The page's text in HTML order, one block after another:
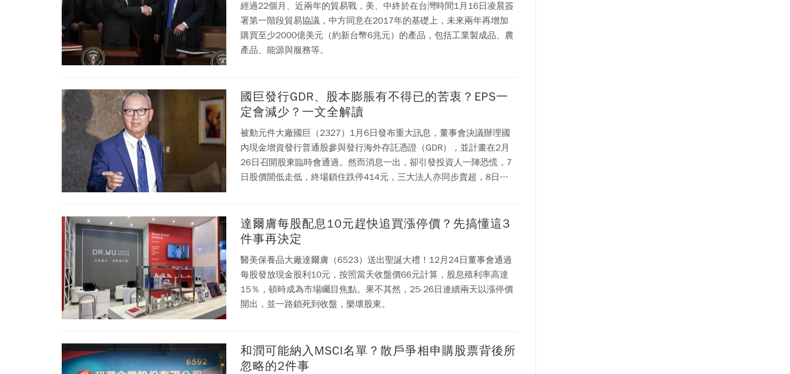
經過22個月、近兩年的貿易戰，美、中終於在台灣時間1月16日凌晨簽
署第一階段貿易協議，中方同意在2017年的基礎上，未來兩年再增加
購買至少2000億美元（約新台幣6兆元）的產品，包括工業製成品、農
產品、能源與服務等。
國巨發行GDR、股本膨脹有不得已的苦衷？EPS一
定會減少？一文全解讀
被動元件大廠國巨（2327）1月6日發布重大訊息，董事會決議辦理國
內現金增資發行普通股參與發行海外存託憑證（GDR），並計畫在2月
26日召開股東臨時會通過。然而消息一出，卻引發投資人一陣恐慌，7
日股價開低走低，終場鎖住跌停414元，三大法人亦同步賣超，8日開
達爾膚每股配息10元趕快追買漲停價？先搞懂這3
件事再決定
醫美保養品大廠達爾膚（6523）送出聖誕大禮！12月24日董事會通過
每股發放現金股利10元，按照當天收盤價66元計算，股息殖利率高達
15％，頓時成為市場矚目焦點。果不其然，25-26日連續兩天以漲停價
開出，並一路鎖死到收盤，樂壞股東。
和潤可能納入MSCI名單？散戶爭相申購股票背後所
忽略的2件事